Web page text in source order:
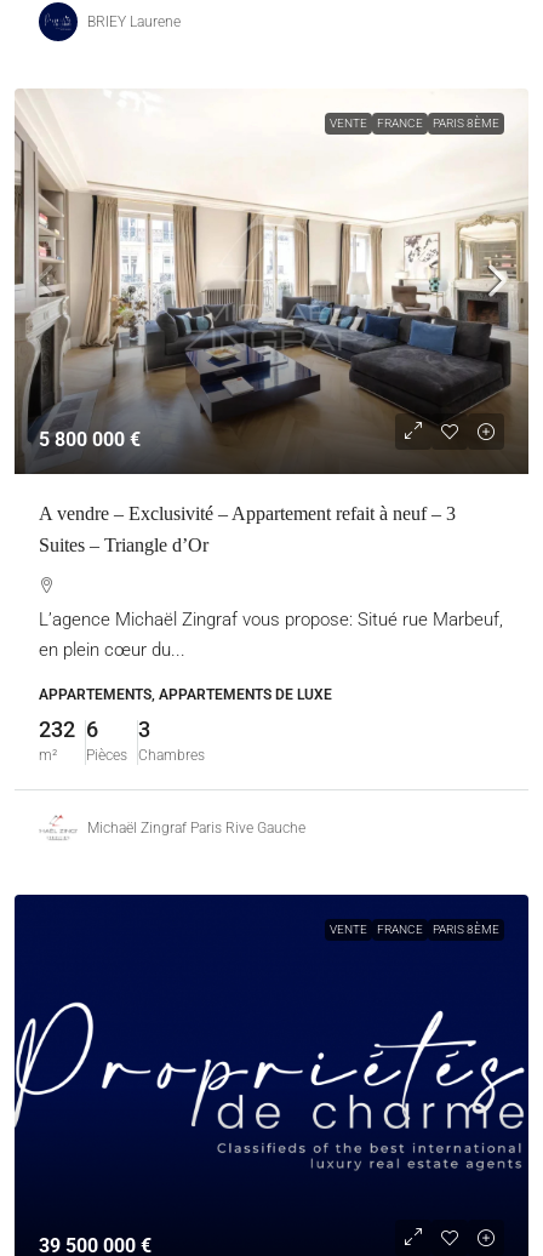
BRIEY Laurene
VENTE FRANCE PARIS 8ÈME
5 800 000 €
A vendre – Exclusivité – Appartement refait à neuf – 3
Suites – Triangle d’Or
L’agence Michaël Zingraf vous propose: Situé rue Marbeuf,
en plein cœur du...
APPARTEMENTS, APPARTEMENTS DE LUXE
232
m²
6
Pièces
3
Chambres
Michaël Zingraf Paris Rive Gauche
VENTE FRANCE PARIS 8ÈME
39 500 000 €